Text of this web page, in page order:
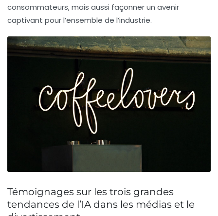
consommateurs, mais aussi façonner un avenir
captivant pour l’ensemble de l’industrie.
Témoignages sur les trois grandes
tendances de l’IA dans les médias et le